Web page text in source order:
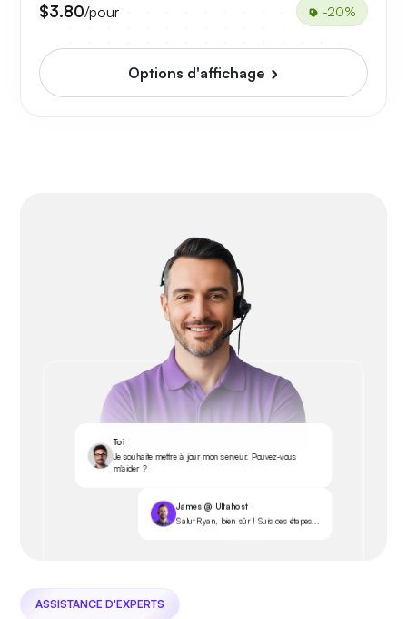
$3.80/pour -20%
Options d'affichage
Toi
Je souhaite mettre à jour mon serveur. Pouvez-vous
m'aider ?
James @ Ultahost
Salut Ryan, bien sûr ! Suis ces étapes...
ASSISTANCE D'EXPERTS